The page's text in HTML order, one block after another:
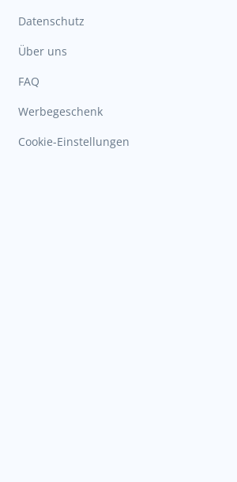
Datenschutz
Über uns
FAQ
Werbegeschenk
Cookie-Einstellungen